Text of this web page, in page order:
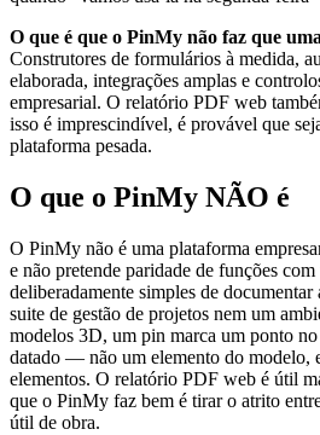
O que é que o PinMy não faz que
Construtores de formulários à medida,
elaborada, integrações amplas e
empresarial. O relatório PDF web
isso é imprescindível, é provável que
plataforma pesada.
O que o PinMy NÃO é
O PinMy não é uma plataforma
e não pretende paridade de funções
deliberadamente simples de
suite de gestão de projetos nem um
modelos 3D, um pin marca um ponto
datado — não um elemento do modelo,
elementos. O relatório PDF web é útil
que o PinMy faz bem é tirar o atrito
útil de obra.